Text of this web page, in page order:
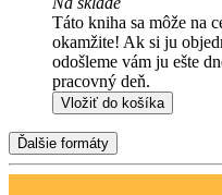
Táto kniha sa môže na
okamžite! Ak si ju
odošleme vám ju ešte
pracovný deň.
Vložiť do košíka
Ďalšie formáty